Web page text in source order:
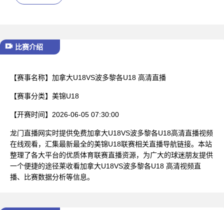
比赛介绍
【赛事名称】 加拿大U18VS波多黎各U18 高清直播
【赛事分类】 美锦U18
【开赛时间】 2026-06-05 07:30:00
龙门直播网实时提供免费加拿大U18VS波多黎各U18高清直播视频
在线观看，汇集最新最全的美锦U18联赛相关直播导航链接。本站
整理了各大平台的优质体育联赛直播资源，为广大的球迷朋友提供
一个便捷的途径莱收看加拿大U18VS波多黎各U18 高清视频直
播、比赛数据分析等信息。